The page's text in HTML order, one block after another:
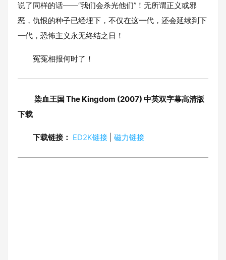
说了同样的话——“我们会杀光他们”！无所谓正义或邪
恶，仇恨的种子已经埋下，不仅在这一代，还会延续到下
一代，恐怖主义永无终结之日！
冤冤相报何时了！
染血王国 The Kingdom (2007) 中英双字幕高清版
下载
下载链接： ED2K链接 磁力链接